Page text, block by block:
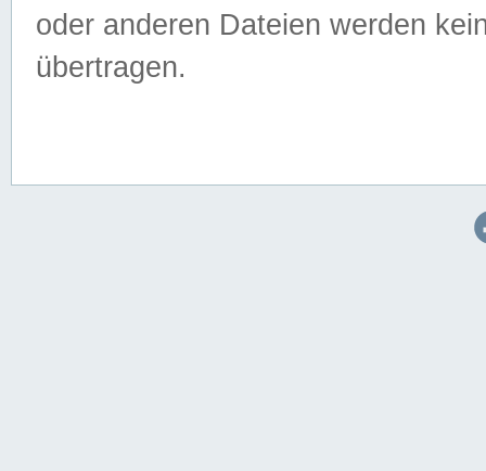
oder anderen Dateien werden
übertragen.